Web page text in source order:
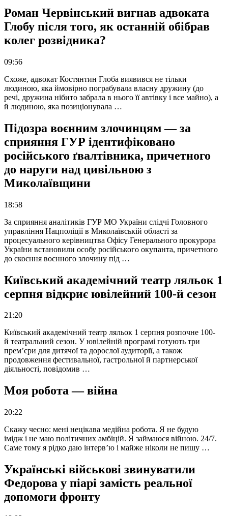
Роман Червінський вигнав адвоката
Глобу після того, як останній обібрав
колег розвідника?
09:56
Схоже, адвокат Костянтин Глоба виявився не тільки
людиною, яка ймовірно пограбувала власну дружину (до
речі, дружина нібито забрала в нього її автівку і все майно), а
й людиною, яка позиціонувала …
Підозра воєнним злочинцям — за
сприяння ГУР ідентифіковано
російського ґвалтівника, причетного
до наруги над цивільною з
Миколаївщини
18:58
За сприяння аналітиків ГУР МО України слідчі Головного
управління Нацполіції в Миколаївській області за
процесуального керівництва Офісу Генерального прокурора
України встановили особу російського окупанта, причетного
до скоєння воєнного злочину під …
Київський академічний театр ляльок 1
серпня відкриє ювілейний 100-й сезон
21:20
Київський академічний театр ляльок 1 серпня розпочне 100-
й театральний сезон. У ювілейній програмі готують три
прем’єри для дитячої та дорослої аудиторії, а також
продовження фестивальної, гастрольної й партнерської
діяльності, повідомив …
Моя робота — війна
20:22
Скажу чесно: мені нецікава медійна робота. Я не будую
імідж і не маю політичних амбіцій. Я займаюся війною. 24/7.
Саме тому я рідко даю інтерв’ю і майже ніколи не пишу …
Українські військові звинуватили
Федорова у піарі замість реальної
допомоги фронту